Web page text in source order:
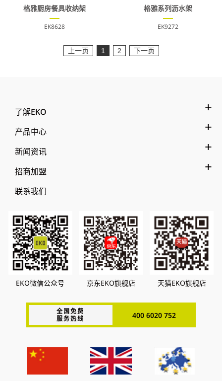
格雅厨房餐具收纳架
EK8628
格雅系列沥水架
EK9272
上一页 1 2 下一页
了解EKO
产品中心
新闻资讯
招商加盟
联系我们
EKO微信公众号 京东EKO旗舰店 天猫EKO旗舰店
全国免费
服务热线
400 6020 752